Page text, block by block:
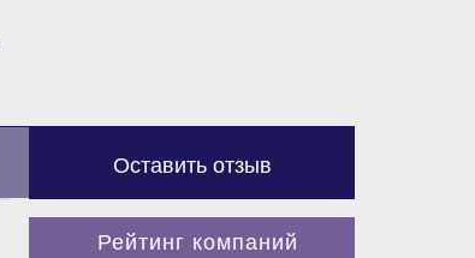
Оставить отзыв
Рейтинг компаний